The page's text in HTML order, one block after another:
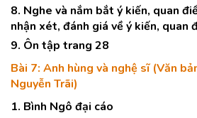
8. Nghe và nắm bắt ý kiến, quan
nhận xét, đánh giá về ý kiến, quan
9. Ôn tập trang 28
Bài 7: Anh hùng và nghệ sĩ (Văn
Nguyễn Trãi)
1. Bình Ngô đại cáo